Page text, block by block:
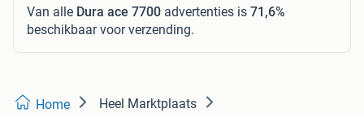
Van alle Dura ace 7700 advertenties is 71,6%
beschikbaar voor verzending.
Home Heel Marktplaats